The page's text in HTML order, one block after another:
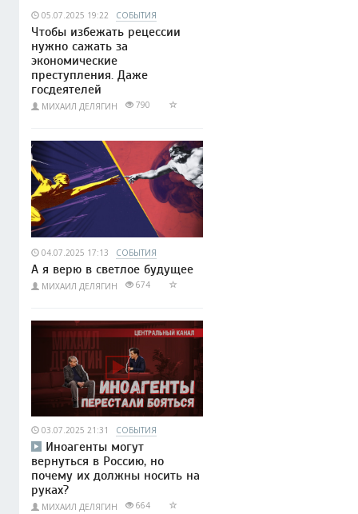
05.07.2025 19:22 СОБЫТИЯ
Чтобы избежать рецессии
нужно сажать за
экономические
преступления. Даже
госдеятелей
МИХАИЛ ДЕЛЯГИН 790
04.07.2025 17:13 СОБЫТИЯ
А я верю в светлое будущее
МИХАИЛ ДЕЛЯГИН 674
03.07.2025 21:31 СОБЫТИЯ
Иноагенты могут
вернуться в Россию, но
почему их должны носить на
руках?
МИХАИЛ ДЕЛЯГИН 664